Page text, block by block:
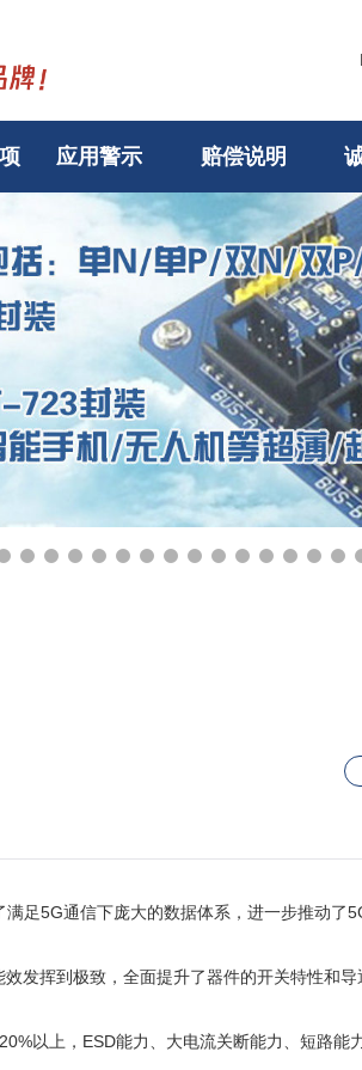
应用警示 赔偿说明
5G通信下庞大的数据体系，进一步推动了
挥到极致，全面提升了器件的开关特性和导
上，ESD能力、大电流关断能力、短路能